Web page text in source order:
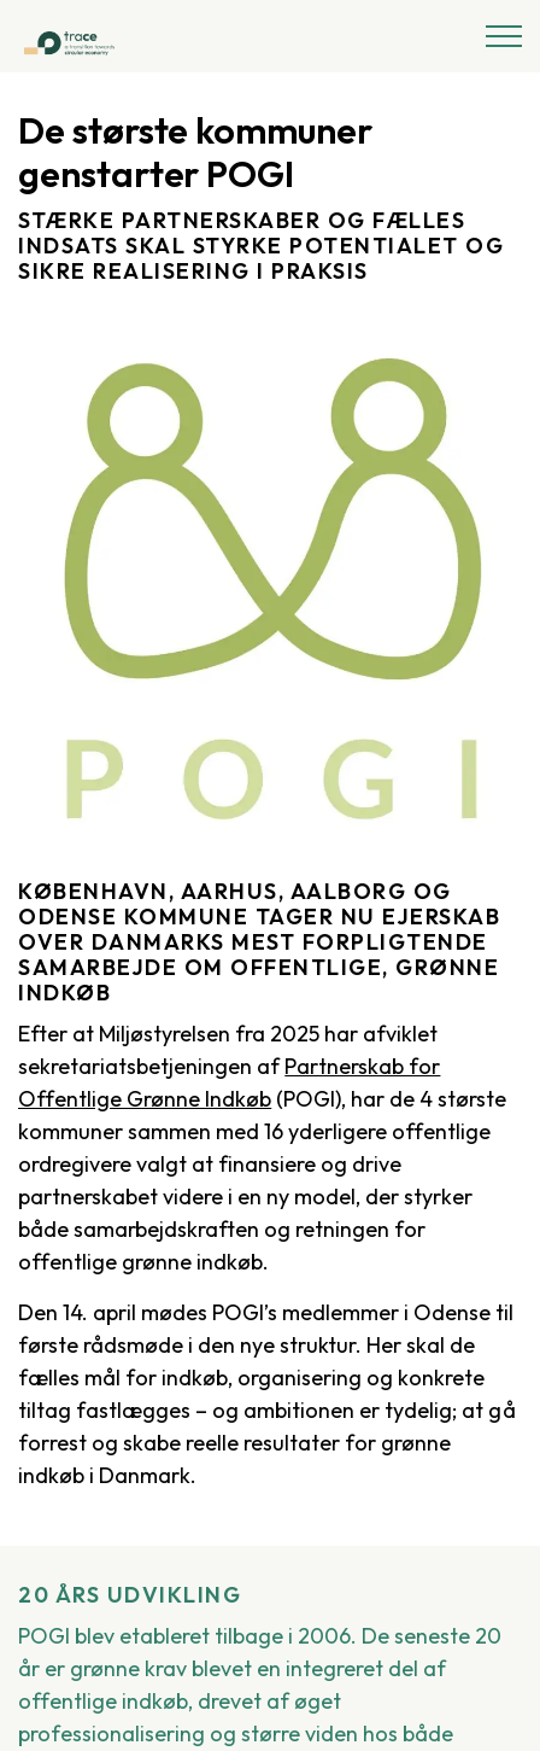
De største kommuner
genstarter POGI
STÆRKE PARTNERSKABER OG FÆLLES
INDSATS SKAL STYRKE POTENTIALET OG
SIKRE REALISERING I PRAKSIS
KØBENHAVN, AARHUS, AALBORG OG
ODENSE KOMMUNE TAGER NU EJERSKAB
OVER DANMARKS MEST FORPLIGTENDE
SAMARBEJDE OM OFFENTLIGE, GRØNNE
INDKØB
Efter at Miljøstyrelsen fra 2025 har afviklet
sekretariatsbetjeningen afPartnerskab for
Offentlige Grønne Indkøb (POGI), har de 4 største
kommuner sammen med 16 yderligere offentlige
ordregivere valgt at finansiere og drive
partnerskabet videre i en ny model, der styrker
både samarbejdskraften og retningen for
offentlige grønne indkøb.
Den 14. april mødes POGI’s medlemmer i Odense til
første rådsmøde i den nye struktur. Her skal de
fælles mål for indkøb, organisering og konkrete
tiltag fastlægges – og ambitionen er tydelig; at gå
forrest og skabe reelle resultater for grønne
indkøb i Danmark.
20 ÅRS UDVIKLING
POGI blev etableret tilbage i 2006. De seneste 20
år er grønne krav blevet en integreret del af
offentlige indkøb, drevet af øget
professionalisering og større viden hos både